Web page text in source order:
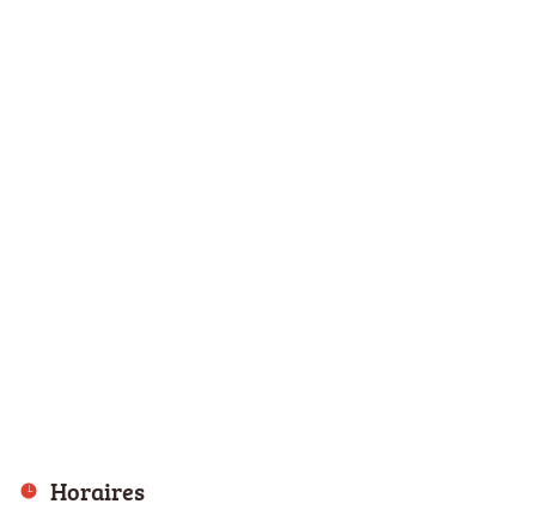
Horaires